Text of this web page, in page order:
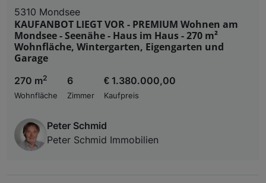
5310 Mondsee
KAUFANBOT LIEGT VOR - PREMIUM Wohnen am
Mondsee - Seenähe - Haus im Haus - 270 m²
Wohnfläche, Wintergarten, Eigengarten und
Garage
270 m2
Wohnfläche
6
Zimmer
€ 1.380.000,00
Kaufpreis
Peter Schmid
Peter Schmid Immobilien